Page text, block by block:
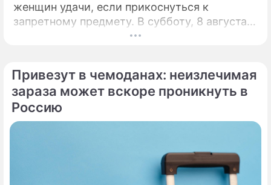
женщин удачи, если прикоснуться к
запретному предмету. В субботу, 8 августа,
православная церковь молитвенно чтит
Никомидийских.
Привезут в чемоданах: неизлечимая
зараза может вскоре проникнуть в
Россию